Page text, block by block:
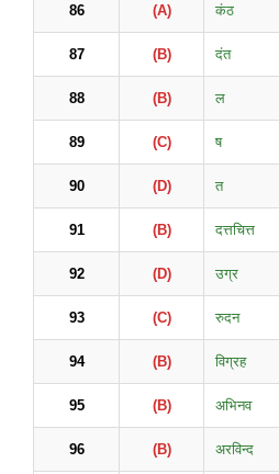
86 (A) कंठ
87 (B) दंत
88 (B) ल
89 (C) ष
90 (D) त
91 (B) दत्तचित्त
92 (D) उग्र
93 (C) रुदन
94 (B) विग्रह
95 (B) अभिनव
96 (B) अरविन्द